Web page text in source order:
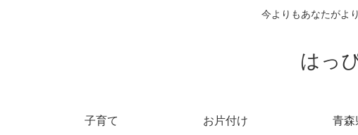
今よりもあなたがよ
はっ
子育て お片付け 青森